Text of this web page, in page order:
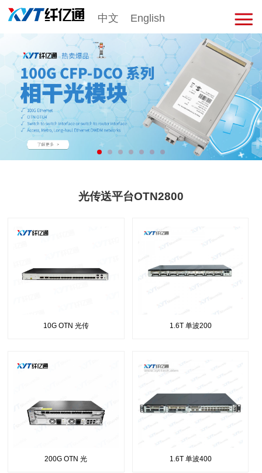
中文 English
击
展
开
菜
单
光传送平台OTN2800
10G OTN 光传 1.6T 单波200
200G OTN 光 1.6T 单波400